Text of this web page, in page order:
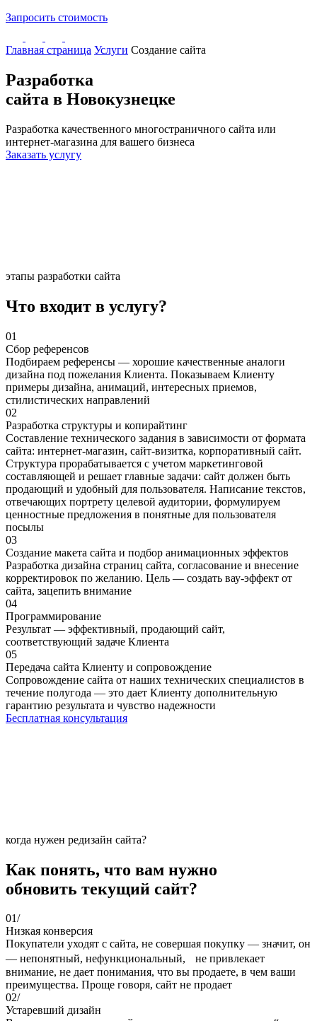
Запросить стоимость
Главная страница Услуги Создание сайта
Разработка
сайта в Новокузнецке
Разработка качественного многостраничного сайта или
интернет-магазина для вашего бизнеса
Заказать услугу
этапы разработки сайта
Что входит в услугу?
01
Сбор референсов
Подбираем референсы — хорошие качественные аналоги
дизайна под пожелания Клиента. Показываем Клиенту
примеры дизайна, анимаций, интересных приемов,
стилистических направлений
02
Разработка структуры и копирайтинг
Составление технического задания в зависимости от формата
сайта: интернет-магазин, сайт-визитка, корпоративный сайт.
Структура прорабатывается с учетом маркетинговой
составляющей и решает главные задачи: сайт должен быть
продающий и удобный для пользователя. Написание текстов,
отвечающих портрету целевой аудитории, формулируем
ценностные предложения в понятные для пользователя
посылы
03
Создание макета сайта и подбор анимационных эффектов
Разработка дизайна страниц сайта, согласование и внесение
корректировок по желанию. Цель — создать вау-эффект от
сайта, зацепить внимание
04
Программирование
Результат — эффективный, продающий сайт,
соответствующий задаче Клиента
05
Передача сайта Клиенту и сопровождение
Сопровождение сайта от наших технических специалистов в
течение полугода — это дает Клиенту дополнительную
гарантию результата и чувство надежности
Бесплатная консультация
когда нужен редизайн сайта?
Как понять, что вам нужно
обновить текущий сайт?
01/
Низкая конверсия
Покупатели уходят с сайта, не совершая покупку — значит, он
— непонятный, нефункциональный, не привлекает
внимание, не дает понимания, что вы продаете, в чем ваши
преимущества. Проще говоря, сайт не продает
02/
Устаревший дизайн